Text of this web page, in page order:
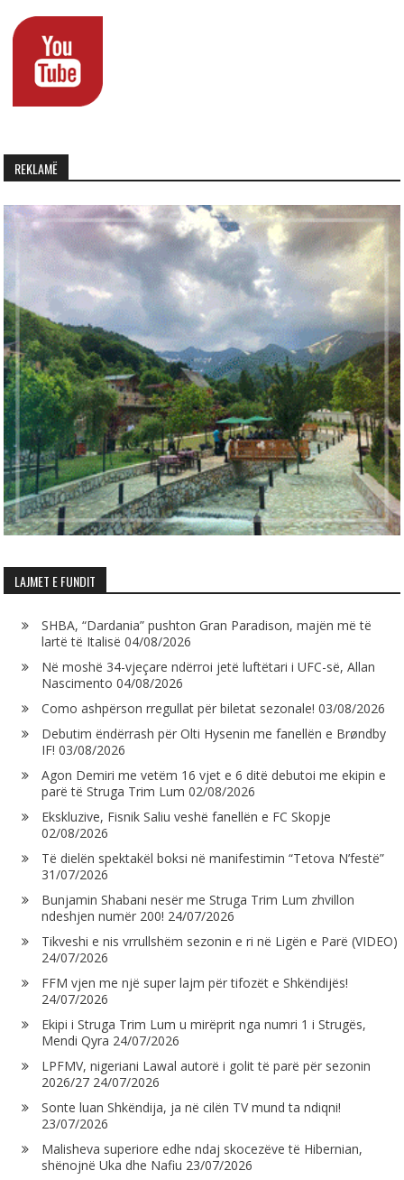
REKLAMË
LAJMET E FUNDIT
SHBA, “Dardania” pushton Gran Paradison, majën më të
lartë të Italisë 04/08/2026
Në moshë 34-vjeçare ndërroi jetë luftëtari i UFC-së, Allan
Nascimento 04/08/2026
Como ashpërson rregullat për biletat sezonale! 03/08/2026
Debutim ëndërrash për Olti Hysenin me fanellën e Brøndby
IF! 03/08/2026
Agon Demiri me vetëm 16 vjet e 6 ditë debutoi me ekipin e
parë të Struga Trim Lum 02/08/2026
Ekskluzive, Fisnik Saliu veshë fanellën e FC Skopje
02/08/2026
Të dielën spektakël boksi në manifestimin “Tetova N’festë”
31/07/2026
Bunjamin Shabani nesër me Struga Trim Lum zhvillon
ndeshjen numër 200! 24/07/2026
Tikveshi e nis vrrullshëm sezonin e ri në Ligën e Parë (VIDEO)
24/07/2026
FFM vjen me një super lajm për tifozët e Shkëndijës!
24/07/2026
Ekipi i Struga Trim Lum u mirëprit nga numri 1 i Strugës,
Mendi Qyra 24/07/2026
LPFMV, nigeriani Lawal autorë i golit të parë për sezonin
2026/27 24/07/2026
Sonte luan Shkëndija, ja në cilën TV mund ta ndiqni!
23/07/2026
Malisheva superiore edhe ndaj skocezëve të Hibernian,
shënojnë Uka dhe Nafiu 23/07/2026